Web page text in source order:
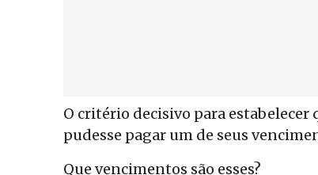
O critério decisivo para estabelecer
pudesse pagar um de seus
Que vencimentos são esses?